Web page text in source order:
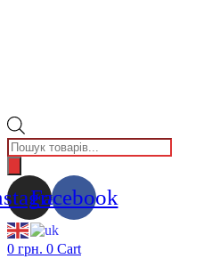
Пошук
товарів
Facebook
0 грн. 0 Cart